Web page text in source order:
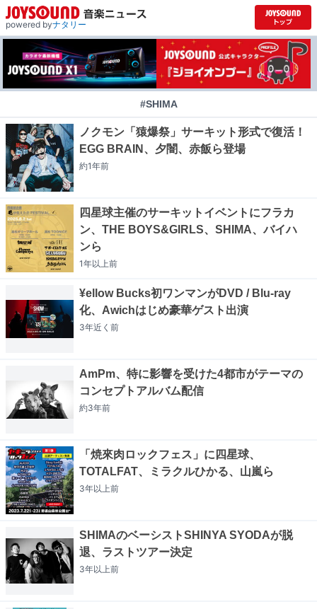
powered byナタリー
#SHIMA
ノクモン「猿爆祭」サーキット形式で復活！
EGG BRAIN、夕闇、赤飯ら登場
約1年前
四星球主催のサーキットイベントにフラカ
ン、THE BOYS&GIRLS、SHIMA、バイハ
ンら
1年以上前
¥ellow Bucks初ワンマンがDVD / Blu-ray
化、Awichはじめ豪華ゲスト出演
3年近く 前
AmPm、特に影響を受けた4都市がテーマの
コンセプトアルバム配信
約3年前
「焼來肉ロックフェス」に四星球、
TOTALFAT、ミラクルひかる、山嵐ら
3年以上前
SHIMAのベーシストSHINYA SYODAが脱
退、ラストツアー決定
3年以上前